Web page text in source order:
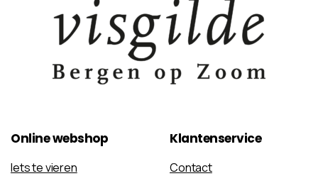
Onlinewebshop
Iets te vieren
Klantenservice
Contact